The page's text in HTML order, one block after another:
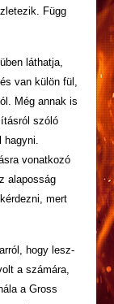
Függ
láthatja,
van külön fül,
Még annak is
szóló
hagyni.
vonatkozó
alaposság
mert
hogy lesz-
a számára,
a Gross